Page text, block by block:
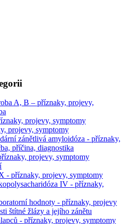
A, B – příznaky, projevy,
projevy, symptomy
projevy, symptomy
zánětlivá amyloidóza - příznaky,
příčina, diagnostika
projevy, symptomy
- příznaky, projevy, symptomy
IV - příznaky,
hodnoty - příznaky, projevy
štítné žlázy a jejího zánětu
- příznaky, projevy, symptomy